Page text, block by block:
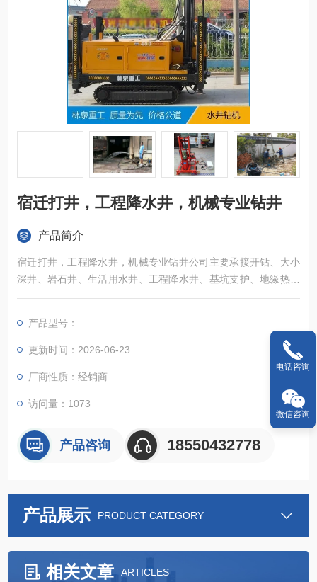
宿迁打井，工程降水井，机械专业钻井
产品简介
宿迁打井，工程降水井，机械专业钻井公司主要承接开钻、大小
深井、岩石井、生活用水井、工程降水井、基坑支护、地缘热泵
等业务。我们可根据用水需求来量身定做平均每小时出水量为吨
活用水等
产品型号：
更新时间：2026-06-23
厂商性质：经销商
访问量：1073
产品咨询 18550432778
产品展示 PRODUCT CATEGORY
相关文章 ARTICLES
电话咨询
微信咨询